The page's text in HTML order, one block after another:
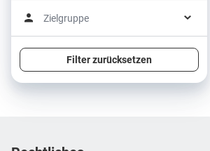
Zielgruppe
Filter zurücksetzen